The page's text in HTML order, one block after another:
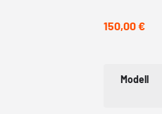
150,00 €
Modell